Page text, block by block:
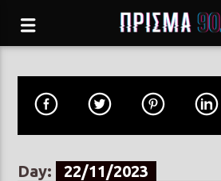
Day: 22/11/2023